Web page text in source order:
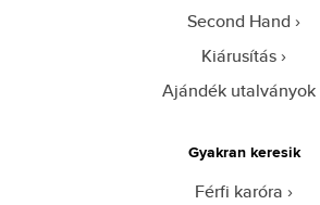
Second Hand
Kiárusítás
Ajándék utalványok
Gyakran keresik
Férfi karóra